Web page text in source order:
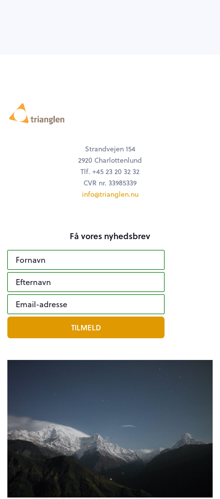
Strandvejen 154
2920 Charlottenlund
Tlf. +45 23 20 32 32
CVR nr. 33985339
info@trianglen.nu
Få vores nyhedsbrev